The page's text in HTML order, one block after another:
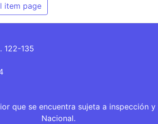
item page
122-135
que se encuentra sujeta a inspección
Nacional.